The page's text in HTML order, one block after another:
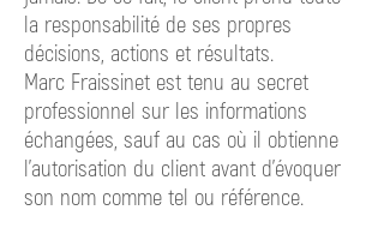
la responsabilité de ses propres
décisions, actions et résultats.
Marc Fraissinet est tenu au secret
professionnel sur les informations
échangées, sauf au cas où il obtienne
l’autorisation du client avant d’évoquer
son nom comme tel ou référence.